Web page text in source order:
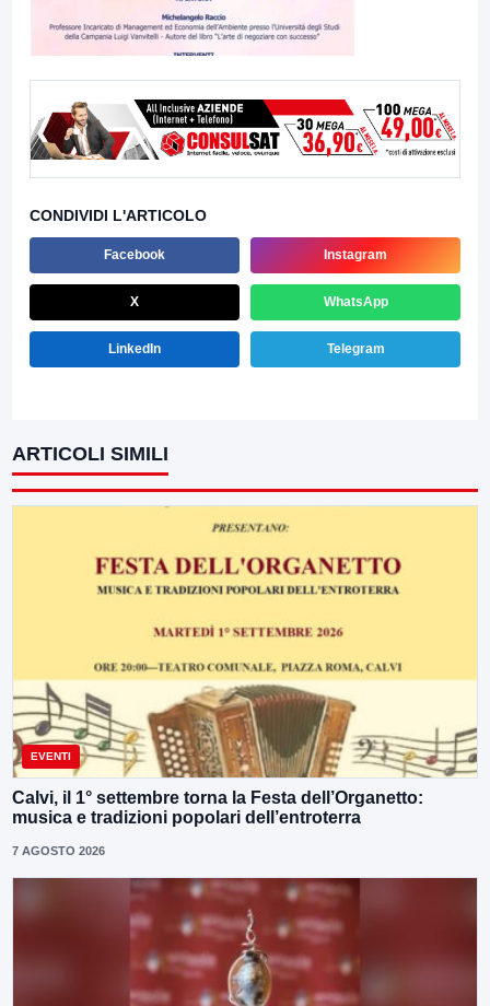
CONDIVIDI L'ARTICOLO
Facebook Instagram
X WhatsApp
LinkedIn Telegram
ARTICOLI SIMILI
EVENTI
Calvi, il 1° settembre torna la Festa dell’Organetto:
musica e tradizioni popolari dell’entroterra
7 AGOSTO 2026